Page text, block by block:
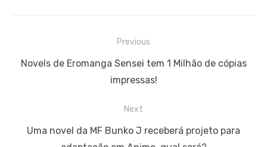
de
Previous
Previous
Novels de Eromanga Sensei tem 1 Milhão de cópias
impressas!
Next
Next
Uma novel da MF Bunko J receberá projeto para